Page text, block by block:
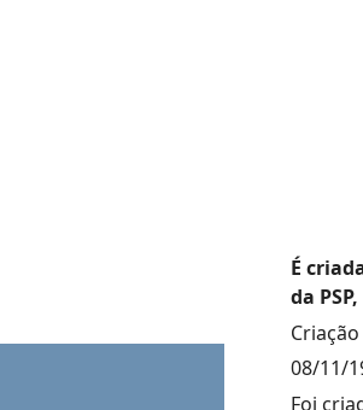
É
da
08/11/
Foi